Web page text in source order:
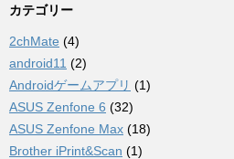
カテゴリー
2chMate (4)
android11 (2)
Androidゲームアプリ (1)
ASUS Zenfone 6 (32)
ASUS Zenfone Max (18)
Brother iPrint&Scan (1)